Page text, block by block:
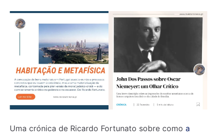
Uma crónica de Ricardo Fortunato sobre como a